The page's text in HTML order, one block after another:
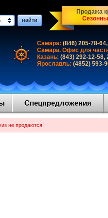
найти
Продажа
Самара: (846) 205-78-
Самара. Офис для
Казань: (843) 292-12-58,
Ярославль: (4852) 593-
Спецпредложения
не продаются!